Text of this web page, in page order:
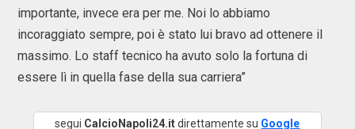
importante, invece era per me. Noi lo abbiamo
incoraggiato sempre, poi è stato lui bravo ad ottenere il
massimo. Lo staff tecnico ha avuto solo la fortuna di
essere lì in quella fase della sua carriera”
segui CalcioNapoli24.itdirettamente su Google